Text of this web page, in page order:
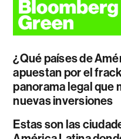
¿Qué países de
apuestan por el
panorama legal que
nuevas inversiones
Estas son las